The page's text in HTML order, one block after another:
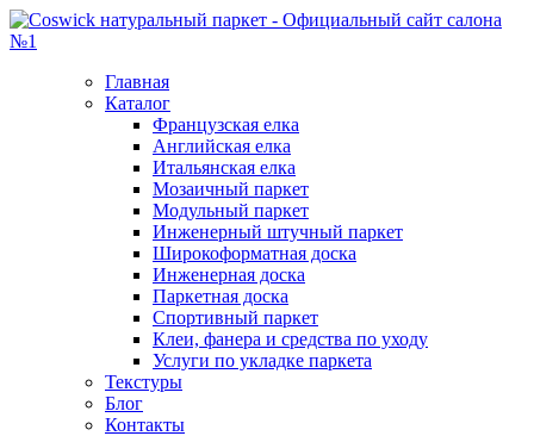
Главная
Каталог
Французская елка
Английская елка
Итальянская елка
Мозаичный паркет
Модульный паркет
Инженерный штучный паркет
Широкоформатная доска
Инженерная доска
Паркетная доска
Спортивный паркет
Клеи, фанера и средства по уходу
Услуги по укладке паркета
Текстуры
Блог
Контакты